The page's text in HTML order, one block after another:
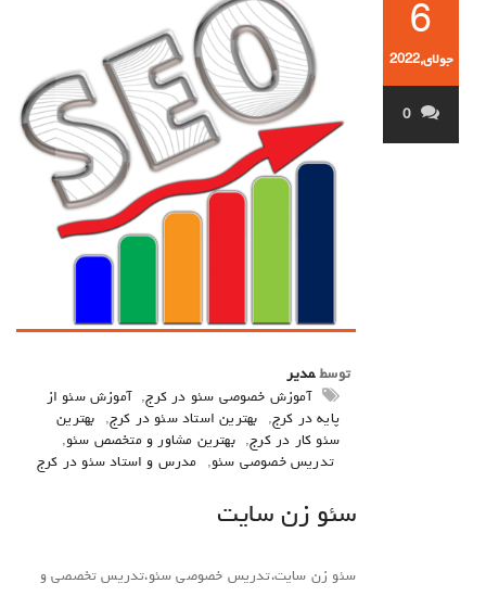
6
جولای,2022
0
توسط مدیر
آموزش خصوصی سئو در کرج,
آموزش سئو از
پایه در کرج, بهترین استاد سئو در کرج,
بهترین
سئو کار در کرج, بهترین مشاور و متخصص سئو,
تدریس خصوصی سئو, مدرس و استاد سئو در کرج
سئو زن سایت
سئو زن سایت،تدریس خصوصی سئو،تدریس تخصصی و